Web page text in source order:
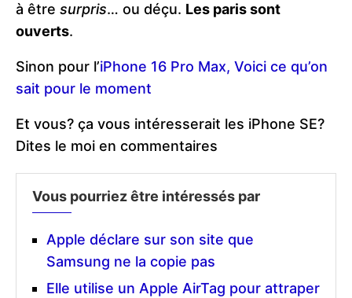
à être surpris… ou déçu. Les paris sont
ouverts.
Sinon pour l’iPhone 16 Pro Max, Voici ce qu’on
sait pour le moment
Et vous? ça vous intéresserait les iPhone SE?
Dites le moi en commentaires
Vous pourriez être intéressés par
Apple déclare sur son site que
Samsung ne la copie pas
Elle utilise un Apple AirTag pour attraper